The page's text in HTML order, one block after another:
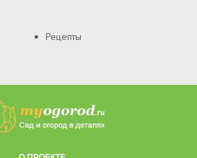
Рецепты